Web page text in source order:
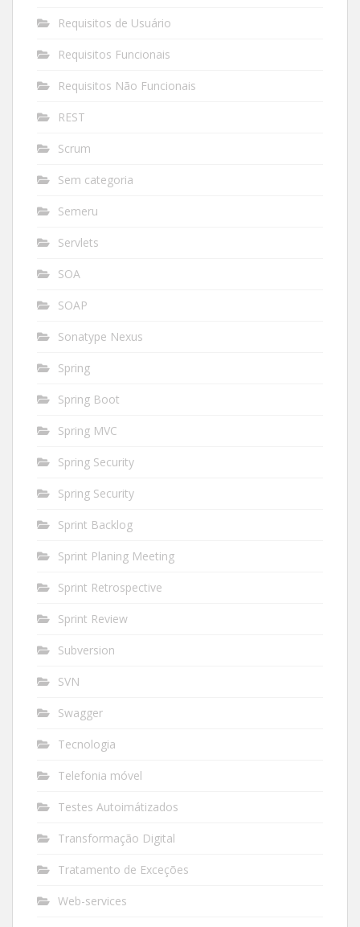
Requisitos de Usuário
Requisitos Funcionais
Requisitos Não Funcionais
REST
Scrum
Sem categoria
Semeru
Servlets
SOA
SOAP
Sonatype Nexus
Spring
Spring Boot
Spring MVC
Spring Security
Spring Security
Sprint Backlog
Sprint Planing Meeting
Sprint Retrospective
Sprint Review
Subversion
SVN
Swagger
Tecnologia
Telefonia móvel
Testes Autoimátizados
Transformação Digital
Tratamento de Exceções
Web-services